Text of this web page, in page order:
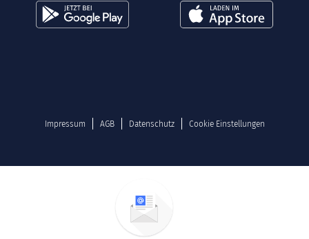
Impressum AGB Datenschutz Cookie Einstellungen